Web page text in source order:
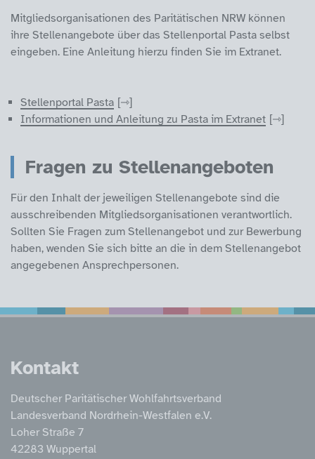
Mitgliedsorganisationen des Paritätischen NRW können
ihre Stellenangebote über das Stellenportal Pasta selbst
eingeben. Eine Anleitung hierzu finden Sie im Extranet.
Stellenportal Pasta
Informationen und Anleitung zu Pasta im Extranet
Fragen zu Stellenangeboten
Für den Inhalt der jeweiligen Stellenangebote sind die
ausschreibenden Mitgliedsorganisationen verantwortlich.
Sollten Sie Fragen zum Stellenangebot und zur Bewerbung
haben, wenden Sie sich bitte an die in dem Stellenangebot
angegebenen Ansprechpersonen.
Service
Kontakt
Deutscher Paritätischer Wohlfahrtsverband
Landesverband Nordrhein-Westfalen e.V.
Loher Straße 7
42283 Wuppertal